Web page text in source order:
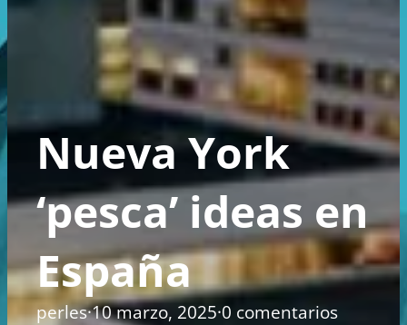
Nueva York
‘pesca’ ideas en
España
perles·10 marzo, 2025·0 comentarios